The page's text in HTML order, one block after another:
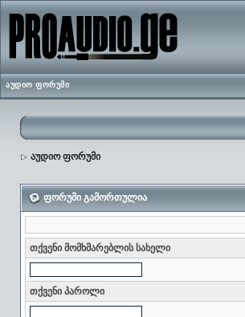
აუდიო ფორუმი
აუდიო ფორუმი
ფორუმი გამორთულია
თქვენი მომხმარებლის სახელი
თქვენი პაროლი